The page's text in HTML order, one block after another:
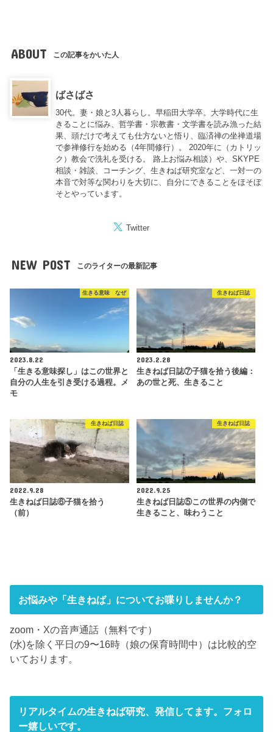
ABOUT この記事をかいた人
ばさばさ
30代。妻・娘と3人暮らし。早稲田大学卒。大学時代に生
きることに悩み、哲学書・宗教書・文学書を読み漁った結
果、頭だけで考えても仕方ないと悟り、臨済禅の坐禅道場
で参禅修行を始める（4年間修行）。 2020年に（カトリッ
ク）教会で洗礼を受ける。 路上お悩み相談）や、SKYPE
相談・雑談、コーチング、生きねば研究室など、一対一の
本音で対等な関わりを大切に、自分にできることをほそぼ
そとやっています。
Twitter
NEW POST このライターの最新記事
生きる意味 なぜ
2023.8.22
「生きる意味探し」はこの世界と
自分の人生を引き受ける過程。メ
モ
生きねば日誌
2023.2.28
生きねば日誌⑦子猫を拾う後編：
あの世と死、生きること
生きねば日誌
2022.9.28
生きねば日誌⑥子猫を拾う
（前）
生きねば日誌
2022.9.25
生きねば日誌⑤この世界の内側で
生きること、味わうこと
お悩みや「生きねば」についてお喋りしませんか？
zoom・Xの音声通話（無料です）
(水)を除く平日の9〜16時（娘の保育時間中）は比較的空
いております。
リアルタイムの生きねば研究、発信してます。フォロ
ー嬉しいです。